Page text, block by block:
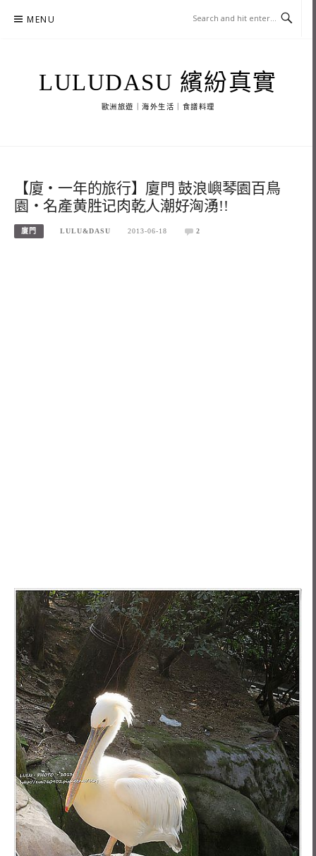
MENU
LULUDASU 繽紛真實
歐洲旅遊｜海外生活｜食譜料理
【廈‧一年的旅行】廈門 鼓浪嶼琴園百鳥
園‧名產黄胜记肉乾人潮好洶湧!!
廈門 LULU&DASU 2013-06-18 2